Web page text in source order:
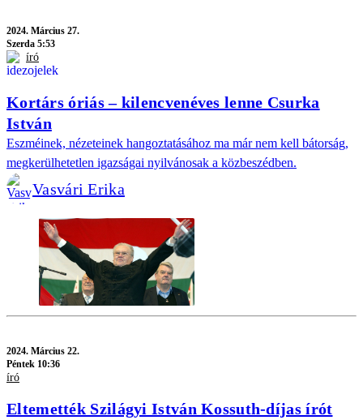
2024. Március 27.
Szerda 5:53
író
Kortárs óriás – kilencvenéves lenne Csurka
István
Eszméinek, nézeteinek hangoztatásához ma már nem kell bátorság,
megkerülhetetlen igazságai nyilvánosak a közbeszédben.
Vasvári Erika
2024. Március 22.
Péntek 10:36
író
Eltemették Szilágyi István Kossuth-díjas írót